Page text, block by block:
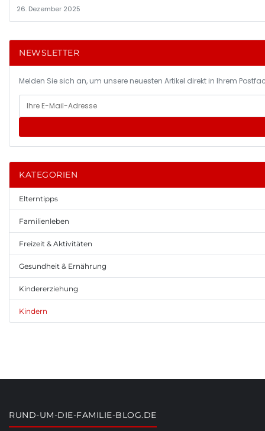
26. Dezember 2025
NEWSLETTER
Melden Sie sich an, um unsere neuesten Artikel direkt in Ihrem
KATEGORIEN
Elterntipps
Familienleben
Freizeit & Aktivitäten
Gesundheit & Ernährung
Kindererziehung
Kindern
RUND-UM-DIE-FAMILIE-BLOG.DE